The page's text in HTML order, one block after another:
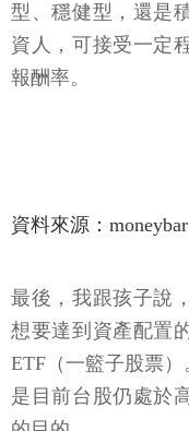
型、穩健型，還是
資人，可接受一定
報酬率。
資料來源：moneybar
最後，我跟孩子說
想要達到資產配置
ETF（一籃子股票
是目前台股仍處於